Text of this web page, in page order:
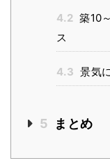
4.2 築10
ス
4.3 景気
5 まとめ